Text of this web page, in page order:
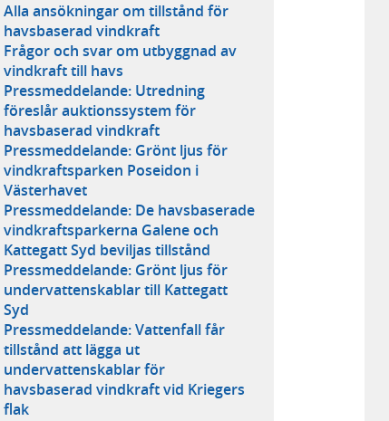
Alla ansökningar om tillstånd för
havsbaserad vindkraft
Frågor och svar om utbyggnad av
vindkraft till havs
Pressmeddelande: Utredning
föreslår auktionssystem för
havsbaserad vindkraft
Pressmeddelande: Grönt ljus för
vindkraftsparken Poseidon i
Västerhavet
Pressmeddelande: De havsbaserade
vindkraftsparkerna Galene och
Kattegatt Syd beviljas tillstånd
Pressmeddelande: Grönt ljus för
undervattenskablar till Kattegatt
Syd
Pressmeddelande: Vattenfall får
tillstånd att lägga ut
undervattenskablar för
havsbaserad vindkraft vid Kriegers
flak